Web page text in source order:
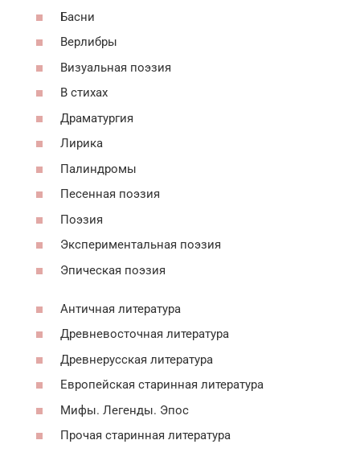
Басни
Верлибры
Визуальная поэзия
В стихах
Драматургия
Лирика
Палиндромы
Песенная поэзия
Поэзия
Экспериментальная поэзия
Эпическая поэзия
Античная литература
Древневосточная литература
Древнерусская литература
Европейская старинная литература
Мифы. Легенды. Эпос
Прочая старинная литература